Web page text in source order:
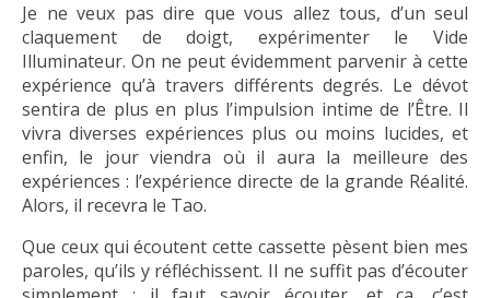
Je ne veux pas dire que vous allez tous, d’un seul
claquement de doigt, expérimenter le Vide
Illuminateur. On ne peut évidemment parvenir à cette
expérience qu’à travers différents degrés. Le dévot
sentira de plus en plus l’impulsion intime de l’Être. Il
vivra diverses expériences plus ou moins lucides, et
enfin, le jour viendra où il aura la meilleure des
expériences : l’expérience directe de la grande Réalité.
Alors, il recevra le Tao.
Que ceux qui écoutent cette cassette pèsent bien mes
paroles, qu’ils y réfléchissent. Il ne suffit pas d’écouter